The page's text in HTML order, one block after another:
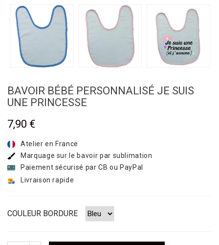
BAVOIR BÉBÉ PERSONNALISÉ JE SUIS
UNE PRINCESSE
7,90 €
Atelier en France
Marquage sur le bavoir par sublimation
Paiement sécurisé par CB ou PayPal
Livraison rapide
COULEUR BORDURE